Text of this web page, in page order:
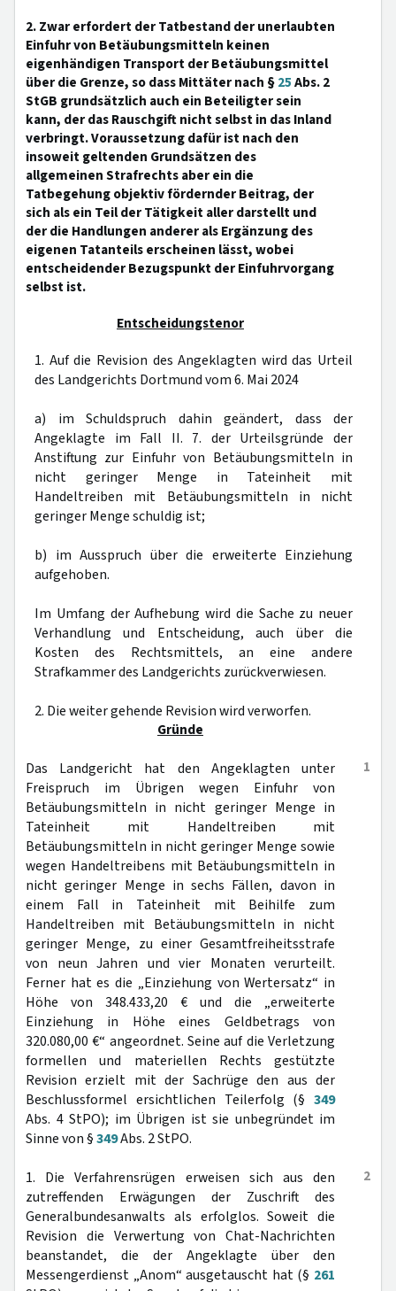
2. Zwar erfordert der Tatbestand der unerlaubten
Einfuhr von Betäubungsmitteln keinen
eigenhändigen Transport der Betäubungsmittel
über die Grenze, so dass Mittäter nach §25Abs. 2
StGB grundsätzlich auch ein Beteiligter sein
kann, der das Rauschgift nicht selbst in das Inland
verbringt. Voraussetzung dafür ist nach den
insoweit geltenden Grundsätzen des
allgemeinen Strafrechts aber ein die
Tatbegehung objektiv fördernder Beitrag, der
sich als ein Teil der Tätigkeit aller darstellt und
der die Handlungen anderer als Ergänzung des
eigenen Tatanteils erscheinen lässt, wobei
entscheidender Bezugspunkt der Einfuhrvorgang
selbst ist.
Entscheidungstenor
1. Auf die Revision des Angeklagten wird das Urteil
des Landgerichts Dortmund vom 6. Mai 2024
a) im Schuldspruch dahin geändert, dass der
Angeklagte im Fall II. 7. der Urteilsgründe der
Anstiftung zur Einfuhr von Betäubungsmitteln in
nicht geringer Menge in Tateinheit mit
Handeltreiben mit Betäubungsmitteln in nicht
geringer Menge schuldig ist;
b) im Ausspruch über die erweiterte Einziehung
aufgehoben.
Im Umfang der Aufhebung wird die Sache zu neuer
Verhandlung und Entscheidung, auch über die
Kosten des Rechtsmittels, an eine andere
Strafkammer des Landgerichts zurückverwiesen.
2. Die weiter gehende Revision wird verworfen.
Gründe
1
Das Landgericht hat den Angeklagten unter
Freispruch im Übrigen wegen Einfuhr von
Betäubungsmitteln in nicht geringer Menge in
Tateinheit mit Handeltreiben mit
Betäubungsmitteln in nicht geringer Menge sowie
wegen Handeltreibens mit Betäubungsmitteln in
nicht geringer Menge in sechs Fällen, davon in
einem Fall in Tateinheit mit Beihilfe zum
Handeltreiben mit Betäubungsmitteln in nicht
geringer Menge, zu einer Gesamtfreiheitsstrafe
von neun Jahren und vier Monaten verurteilt.
Ferner hat es die „Einziehung von Wertersatz“ in
Höhe von 348.433,20 € und die „erweiterte
Einziehung in Höhe eines Geldbetrags von
320.080,00 €“ angeordnet. Seine auf die Verletzung
formellen und materiellen Rechts gestützte
Revision erzielt mit der Sachrüge den aus der
Beschlussformel ersichtlichen Teilerfolg (§ 349
Abs. 4 StPO); im Übrigen ist sie unbegründet im
Sinne von §349Abs. 2 StPO.
2
1. Die Verfahrensrügen erweisen sich aus den
zutreffenden Erwägungen der Zuschrift des
Generalbundesanwalts als erfolglos. Soweit die
Revision die Verwertung von Chat-Nachrichten
beanstandet, die der Angeklagte über den
Messengerdienst „Anom“ ausgetauscht hat (§ 261